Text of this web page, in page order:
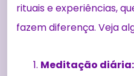
rituais e experiências,
fazem diferença. Veja
Meditação diária: